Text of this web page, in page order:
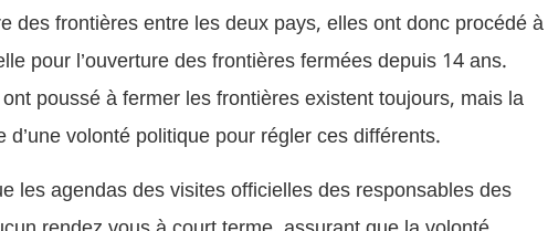
des frontières entre les deux pays, elles ont donc procédé à
pour l’ouverture des frontières fermées depuis 14 ans.
poussé à fermer les frontières existent toujours, mais la
volonté politique pour régler ces différents.
les agendas des visites officielles des responsables des